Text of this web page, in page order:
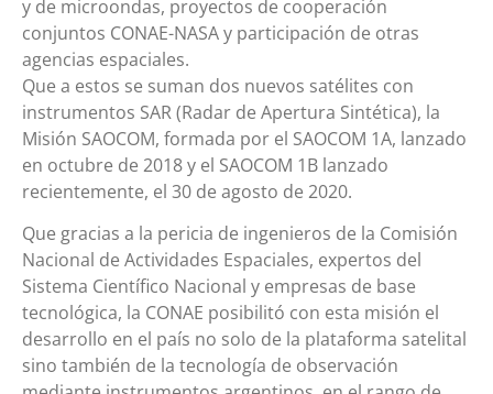
y de microondas, proyectos de cooperación
conjuntos CONAE-NASA y participación de otras
agencias espaciales.
Que a estos se suman dos nuevos satélites con
instrumentos SAR (Radar de Apertura Sintética), la
Misión SAOCOM, formada por el SAOCOM 1A, lanzado
en octubre de 2018 y el SAOCOM 1B lanzado
recientemente, el 30 de agosto de 2020.
Que gracias a la pericia de ingenieros de la Comisión
Nacional de Actividades Espaciales, expertos del
Sistema Científico Nacional y empresas de base
tecnológica, la CONAE posibilitó con esta misión el
desarrollo en el país no solo de la plataforma satelital
sino también de la tecnología de observación